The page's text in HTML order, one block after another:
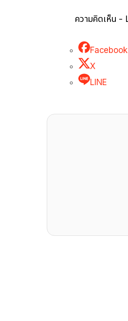
ความคิดเห็น -
Facebook
X
LINE